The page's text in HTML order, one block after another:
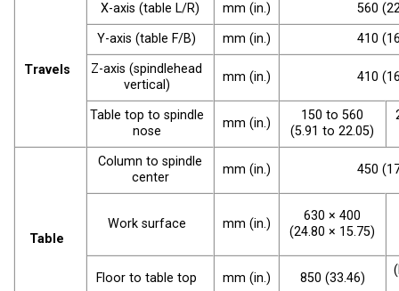
Travels
X-axis (table L/R) mm (in.)
560
Y-axis (table F/B)
mm (in.)
410
Z-axis (spindlehead
vertical)
mm (in.) 410
Table top to spindle
nose
mm (in.)
150 to 560
(5.91 to 22.05)
Table
Column to spindle
center
mm (in.) 450
Work surface mm (in.)
630 × 400
(24.80 × 15.75)
Floor to table top mm (in.) 850 (33.46)